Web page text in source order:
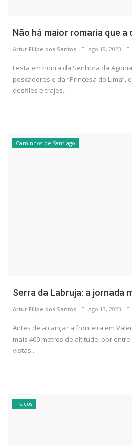
Não há maior romaria que a
Artur Filipe dos Santos Ago 19, 2023
Festa em honra da Senhora da
pescadores e da “Princesa do
desfiles e trajes...
Caminhos de Santiago
Serra da Labruja: a jornada
Artur Filipe dos Santos Ago 13, 2023
Antes de alcançar a fronteira em
mais 400 metros de altitude, por
vistas...
Traços